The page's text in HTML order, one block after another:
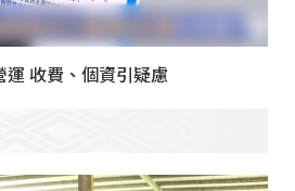
收費、個資引疑慮